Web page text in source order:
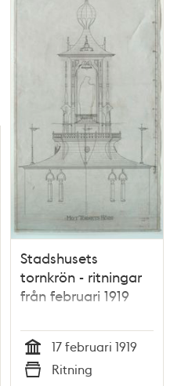
Stadshusets
tornkrön - ritningar
från februari 1919
Tid
17 februari 1919
Ritning